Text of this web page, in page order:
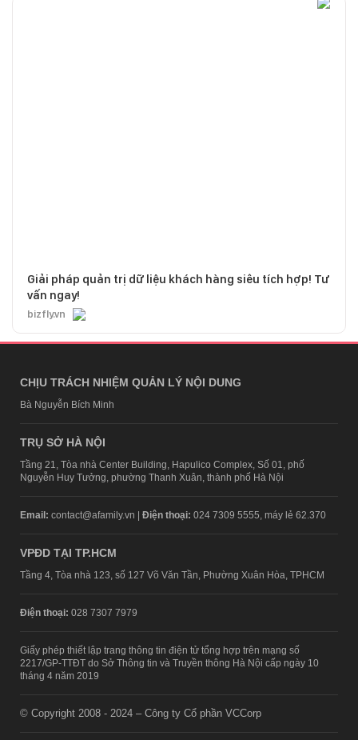
Giải pháp quản trị dữ liệu khách hàng siêu tích hợp! Tư
vấn ngay!
bizfly.vn
CHỊU TRÁCH NHIỆM QUẢN LÝ NỘI DUNG
Bà Nguyễn Bích Minh
TRỤ SỞ HÀ NỘI
Tầng 21, Tòa nhà Center Building, Hapulico Complex, Số 01, phố
Nguyễn Huy Tưởng, phường Thanh Xuân, thành phố Hà Nội
Email: contact@afamily.vn | Điện thoại: 024 7309 5555, máy lẻ 62.370
VPĐD TẠI TP.HCM
Tầng 4, Tòa nhà 123, số 127 Võ Văn Tần, Phường Xuân Hòa, TPHCM
Điện thoại: 028 7307 7979
Giấy phép thiết lập trang thông tin điện tử tổng hợp trên mạng số
2217/GP-TTĐT do Sở Thông tin và Truyền thông Hà Nội cấp ngày 10
tháng 4 năm 2019
© Copyright 2008 - 2024 – Công ty Cổ phần VCCorp